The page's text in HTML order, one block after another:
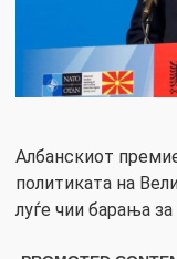
Албанскиот
политиката на
луѓе чии барања